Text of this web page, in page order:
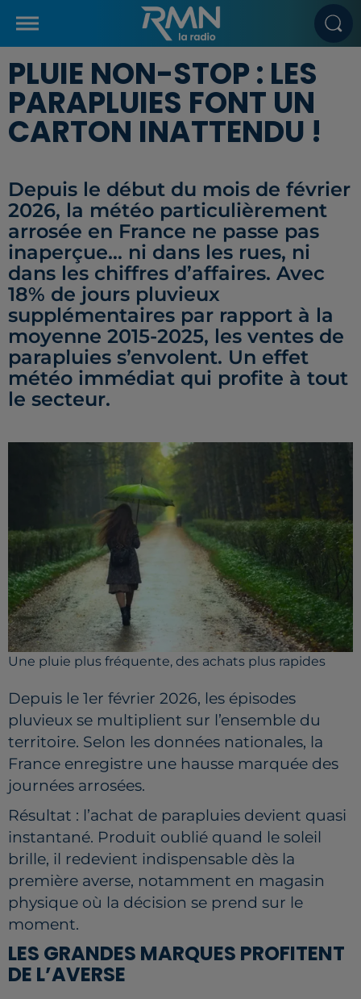
PLUIE NON-STOP : LES
PARAPLUIES FONT UN
CARTON INATTENDU !
Depuis le début du mois de février
2026, la météo particulièrement
arrosée en France ne passe pas
inaperçue… ni dans les rues, ni
dans les chiffres d’affaires. Avec
18% de jours pluvieux
supplémentaires par rapport à la
moyenne 2015-2025, les ventes de
parapluies s’envolent. Un effet
météo immédiat qui profite à tout
le secteur.
Une pluie plus fréquente, des achats plus rapides
Depuis le 1er février 2026, les épisodes
pluvieux se multiplient sur l’ensemble du
territoire. Selon les données nationales, la
France enregistre une hausse marquée des
journées arrosées.
Résultat : l’achat de parapluies devient quasi
instantané. Produit oublié quand le soleil
brille, il redevient indispensable dès la
première averse, notamment en magasin
physique où la décision se prend sur le
moment.
LES GRANDES MARQUES PROFITENT
DE L’AVERSE